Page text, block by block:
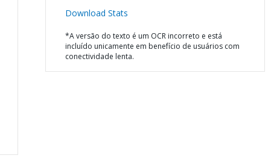
Download Stats
*A versão do texto é um OCR incorreto e está
incluído unicamente em benefício de usuários com
conectividade lenta.